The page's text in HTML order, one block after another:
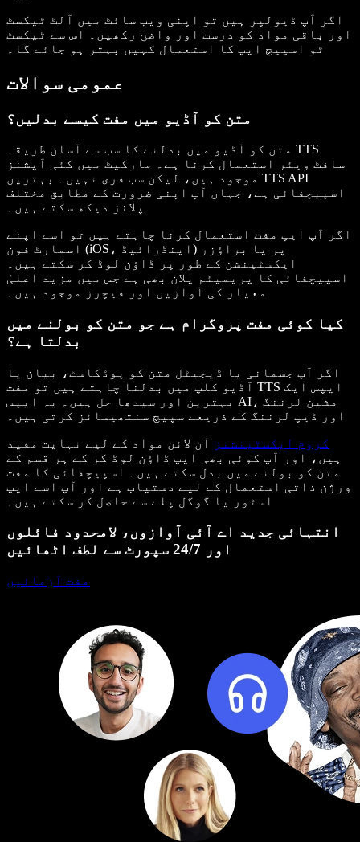
اگر آپ ڈیولپر ہیں تو اپنی ویب سائٹ میں آلٹ ٹیکسٹ
اور باقی مواد کو درست اور واضح رکھیں۔ اس سے ٹیکسٹ
ٹو اسپیچ ایپ کا استعمال کہیں بہتر ہو جائے گا۔
عمومی سوالات
متن کو آڈیو میں مفت کیسے بدلیں؟
متن کو آڈیو میں بدلنے کا سب سے آسان طریقہ TTS
سافٹ ویئر استعمال کرنا ہے۔ مارکیٹ میں کئی آپشنز
موجود ہیں، لیکن سب فری نہیں۔ بہترین TTS API
اسپیچفائی ہے، جہاں آپ اپنی ضرورت کے مطابق مختلف
اگر آپ ایپ مفت استعمال کرنا چاہتے ہیں تو اسے اپنے
اسمارٹ فون (iOS، اینڈرائیڈ) پر یا براؤزر
ایکسٹینشن کے طور پر ڈاؤن لوڈ کر سکتے ہیں۔
اسپیچفائی کا پریمیئم پلان بھی ہے جس میں مزید اعلیٰ
معیار کی آوازیں اور فیچرز موجود ہیں۔
کیا کوئی مفت پروگرام ہے جو متن کو بولنے میں
بدلتا ہے؟
اگر آپ جسمانی یا ڈیجیٹل متن کو پوڈکاسٹ، بیان یا
آڈیو کلپ میں بدلنا چاہتے ہیں تو مفت TTS ایپس ایک
بہترین اور سیدھا حل ہیں۔ یہ ایپس AI، مشین لرننگ
کروم ایکسٹینشنز
آن لائن مواد کے لیے نہایت مفید
ہیں، اور آپ کوئی بھی ایپ ڈاؤن لوڈ کر کے ہر قسم کے
متن کو بولنے میں بدل سکتے ہیں۔ اسپیچفائی کا مفت
ورژن ذاتی استعمال کے لیے دستیاب ہے اور آپ اسے ایپ
اسٹور یا گوگل پلے سے حاصل کر سکتے ہیں۔
انتہائی جدید اے آئی آوازوں، لامحدود فائلوں
اور 24/7 سپورٹ سے لطف اٹھائیں
مفت آزمائیں